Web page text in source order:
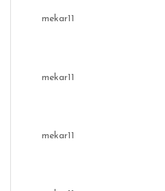
mekar11
mekar11
mekar11